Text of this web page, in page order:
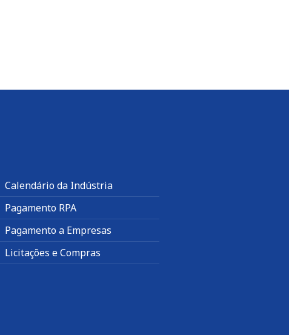
Calendário da Indústria
Pagamento RPA
Pagamento a Empresas
Licitações e Compras